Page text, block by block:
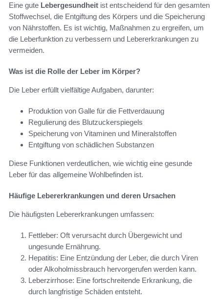
Eine gute Lebergesundheit ist entscheidend für den gesamten
Stoffwechsel, die Entgiftung des Körpers und die Speicherung
von Nährstoffen. Es ist wichtig, Maßnahmen zu ergreifen, um
die Leberfunktion zu verbessern und Lebererkrankungen zu
vermeiden.
Was ist die Rolle der Leber im Körper?
Die Leber erfüllt vielfältige Aufgaben, darunter:
Produktion von Galle für die Fettverdauung
Regulierung des Blutzuckerspiegels
Speicherung von Vitaminen und Mineralstoffen
Entgiftung von schädlichen Substanzen
Diese Funktionen verdeutlichen, wie wichtig eine gesunde
Leber für das allgemeine Wohlbefinden ist.
Häufige Lebererkrankungen und deren Ursachen
Die häufigsten Lebererkrankungen umfassen:
Fettleber: Oft verursacht durch Übergewicht und
ungesunde Ernährung.
Hepatitis: Eine Entzündung der Leber, die durch Viren
oder Alkoholmissbrauch hervorgerufen werden kann.
Leberzirrhose: Eine fortschreitende Erkrankung, die
durch langfristige Schäden entsteht.